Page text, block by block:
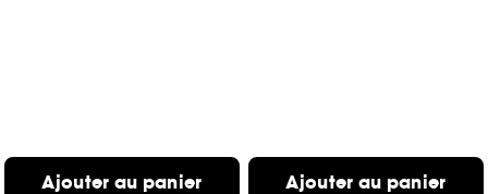
Ajouter au panier Ajouter au panier